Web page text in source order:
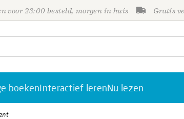
voor 23:00 besteld, morgen in huis Gratis
boekenInteractief lerenNu lezen